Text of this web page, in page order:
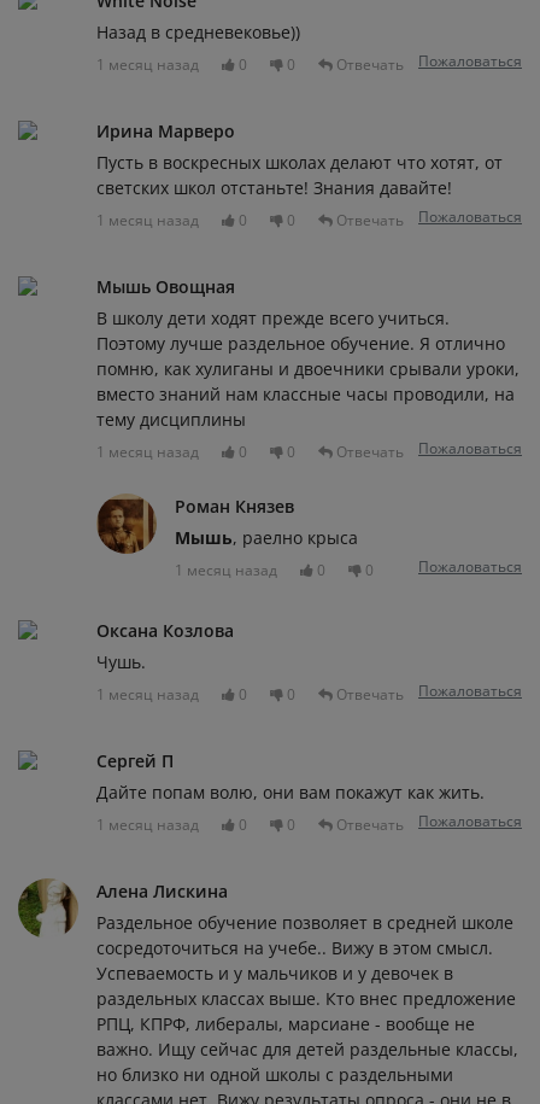
Назад в средневековье))
1 месяц назад 0 0 Отвечать Пожаловаться
Ирина Марверо
Пусть в воскресных школах делают что хотят, от
светских школ отстаньте! Знания давайте!
1 месяц назад 0 0 Отвечать Пожаловаться
Мышь Овощная
В школу дети ходят прежде всего учиться.
Поэтому лучше раздельное обучение. Я отлично
помню, как хулиганы и двоечники срывали уроки,
вместо знаний нам классные часы проводили, на
тему дисциплины
1 месяц назад 0 0 Отвечать Пожаловаться
Роман Князев
Мышь, раелно крыса
1 месяц назад 0 0 Пожаловаться
Оксана Козлова
Чушь.
1 месяц назад 0 0 Отвечать Пожаловаться
Сергей П
Дайте попам волю, они вам покажут как жить.
1 месяц назад 0 0 Отвечать Пожаловаться
Алена Лискина
Раздельное обучение позволяет в средней школе
сосредоточиться на учебе.. Вижу в этом смысл.
Успеваемость и у мальчиков и у девочек в
раздельных классах выше. Кто внес предложение
РПЦ, КПРФ, либералы, марсиане - вообще не
важно. Ищу сейчас для детей раздельные классы,
но близко ни одной школы с раздельными